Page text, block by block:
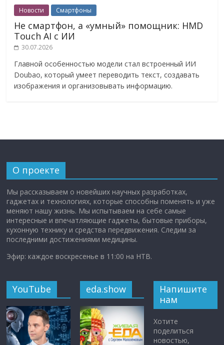
Новости Смартфоны
Не смартфон, а «умный» помощник: HMD
Touch AI с ИИ
30.07.2026
Главной особенностью модели стал встроенный ИИ
Doubao, который умеет переводить текст, создавать
изображения и организовывать информацию.
О проекте
Мы рассказываем о новейших научных разработках,
гаджетах и технологиях, которые способны поменять и уже
меняют нашу жизнь. Мы испытываем на себе самые
интересные и впечатляющие гаджеты, бытовые приборы,
кухонную технику и средства передвижения. Следим за
последними достижениями медицины.
Эфир: каждое воскресенье в 11:00 на НТВ.
YouTube eda.show
Напишите
нам
Хотите
поделиться
новостью,